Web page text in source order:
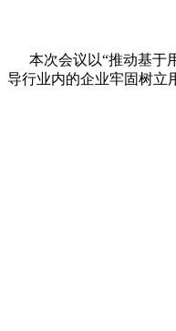
本次会议以“推动基于用
导行业内的企业牢固树立